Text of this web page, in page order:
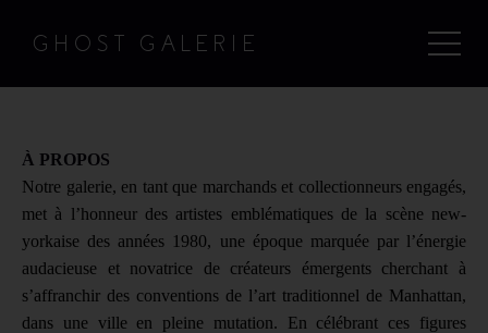
GHOST GALERIE
À PROPOS
Notre galerie, en tant que marchands et collectionneurs engagés,
met à l’honneur des artistes emblématiques de la scène new-
yorkaise des années 1980, une époque marquée par l’énergie
audacieuse et novatrice de créateurs émergents cherchant à
s’affranchir des conventions de l’art traditionnel de Manhattan,
dans une ville en pleine mutation. En célébrant ces figures